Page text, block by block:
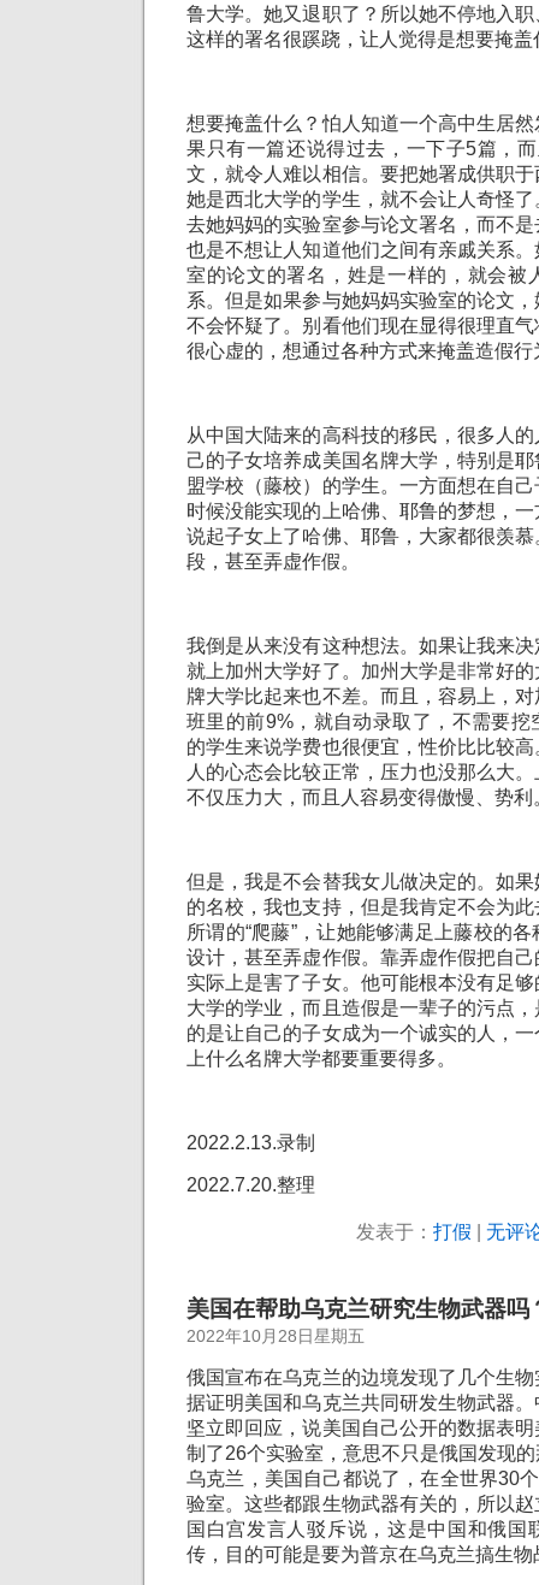
鲁大学。她又退职了？所以她不停地入
这样的署名很蹊跷，让人觉得是想要掩盖
想要掩盖什么？怕人知道一个高中生居
果只有一篇还说得过去，一下子5篇，
文，就令人难以相信。要把她署成供职
她是西北大学的学生，就不会让人奇怪
去她妈妈的实验室参与论文署名，而不
也是不想让人知道他们之间有亲戚关系
室的论文的署名，姓是一样的，就会被
系。但是如果参与她妈妈实验室的论文
不会怀疑了。别看他们现在显得很理直
很心虚的，想通过各种方式来掩盖造假行
从中国大陆来的高科技的移民，很多人
己的子女培养成美国名牌大学，特别是
盟学校（藤校）的学生。一方面想在自
时候没能实现的上哈佛、耶鲁的梦想，
说起子女上了哈佛、耶鲁，大家都很羡
段，甚至弄虚作假。
我倒是从来没有这种想法。如果让我来
就上加州大学好了。加州大学是非常好
牌大学比起来也不差。而且，容易上，
班里的前9%，就自动录取了，不需要挖
的学生来说学费也很便宜，性价比比较
人的心态会比较正常，压力也没那么大
不仅压力大，而且人容易变得傲慢、势利
但是，我是不会替我女儿做决定的。如
的名校，我也支持，但是我肯定不会为
所谓的“爬藤”，让她能够满足上藤校的
设计，甚至弄虚作假。靠弄虚作假把自
实际上是害了子女。他可能根本没有足
大学的学业，而且造假是一辈子的污点
的是让自己的子女成为一个诚实的人，
上什么名牌大学都要重要得多。
2022.2.13.录制
2022.7.20.整理
发表于： 打假 无评
美国在帮助乌克兰研究生物武器吗
2022年10月28日星期五
俄国宣布在乌克兰的边境发现了几个生
据证明美国和乌克兰共同研发生物武器
坚立即回应，说美国自己公开的数据表
制了26个实验室，意思不只是俄国发现
乌克兰，美国自己都说了，在全世界30
验室。这些都跟生物武器有关的，所以
国白宫发言人驳斥说，这是中国和俄国
传，目的可能是要为普京在乌克兰搞生物